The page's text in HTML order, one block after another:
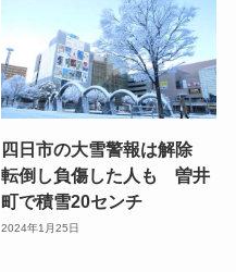
四日市の大雪警報は解除
転倒し負傷した人も 曽井
町で積雪20センチ
2024年1月25日